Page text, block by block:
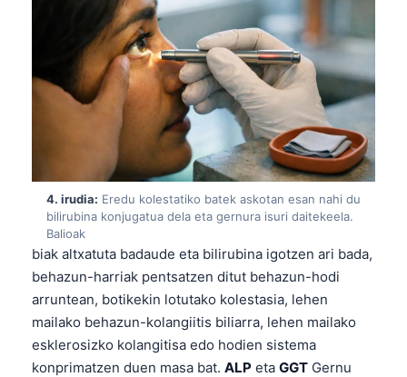
4. irudia: Eredu kolestatiko batek askotan esan nahi du
bilirubina konjugatua dela eta gernura isuri daitekeela.
Balioak
biak altxatuta badaude eta bilirubina igotzen ari bada,
behazun-harriak pentsatzen ditut behazun-hodi
arruntean, botikekin lotutako kolestasia, lehen
mailako behazun-kolangiitis biliarra, lehen mailako
esklerosizko kolangitisa edo hodien sistema
konprimatzen duen masa bat. ALP eta GGT Gernu